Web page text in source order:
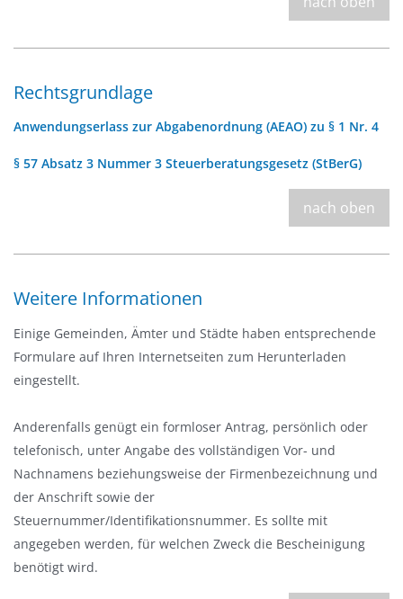
Rechtsgrundlage
Anwendungserlass zur Abgabenordnung (AEAO) zu § 1 Nr. 4
§ 57 Absatz 3 Nummer 3 Steuerberatungsgesetz (StBerG)
nach oben
Weitere Informationen
Einige Gemeinden, Ämter und Städte haben entsprechende
Formulare auf Ihren Internetseiten zum Herunterladen
eingestellt.
Anderenfalls genügt ein formloser Antrag, persönlich oder
telefonisch, unter Angabe des vollständigen Vor- und
Nachnamens beziehungsweise der Firmenbezeichnung und
der Anschrift sowie der
Steuernummer/Identifikationsnummer. Es sollte mit
angegeben werden, für welchen Zweck die Bescheinigung
benötigt wird.